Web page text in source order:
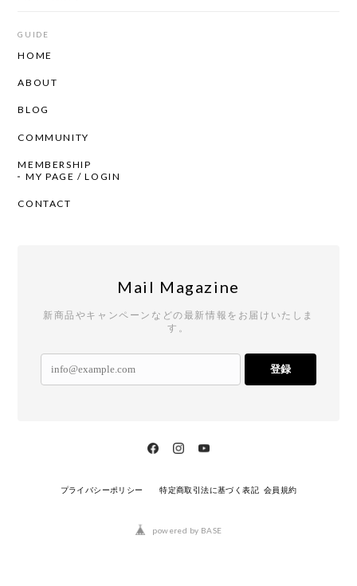
GUIDE
HOME
ABOUT
BLOG
COMMUNITY
MEMBERSHIP
MY PAGE / LOGIN
CONTACT
Mail Magazine
新商品やキャンペーンなどの最新情報をお届けいたしま
す。
登録
プライバシーポリシー 特定商取引法に基づく表記 会員規約
powered by BASE